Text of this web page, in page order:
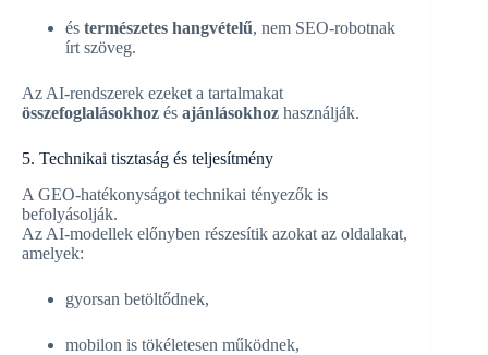
és természetes hangvételű, nem SEO-robotnak
írt szöveg.
Az AI-rendszerek ezeket a tartalmakat
összefoglalásokhoz és ajánlásokhoz használják.
5. Technikai tisztaság és teljesítmény
A GEO-hatékonyságot technikai tényezők is
befolyásolják.
Az AI-modellek előnyben részesítik azokat az oldalakat,
amelyek:
gyorsan betöltődnek,
mobilon is tökéletesen működnek,